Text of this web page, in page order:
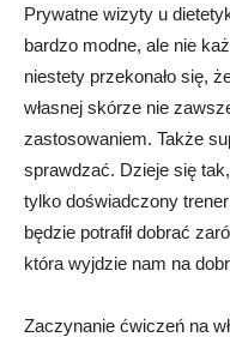
Prywatne wizyty u
bardzo modne, ale nie
niestety przekonało się,
własnej skórze nie
zastosowaniem. Także
sprawdzać. Dzieje się
tylko doświadczony
będzie potrafił dobrać
która wyjdzie nam na
Zaczynanie ćwiczeń na